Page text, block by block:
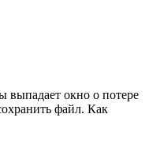
выпадает окно о потере
файл. Как